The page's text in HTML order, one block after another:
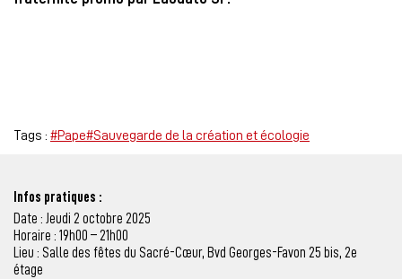
Tags : #Pape#Sauvegarde de la création et écologie
Infos pratiques :
Date : Jeudi 2 octobre 2025
Horaire : 19h00 – 21h00
Lieu : Salle des fêtes du Sacré-Cœur, Bvd Georges-Favon 25 bis, 2e
étage